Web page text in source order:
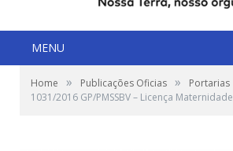
MENU
Home » Publicações Oficias » Portarias
1031/2016 GP/PMSSBV – Licença Maternidade